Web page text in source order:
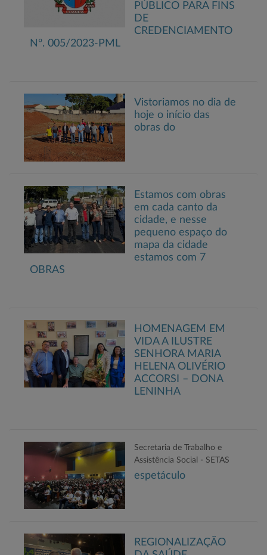
PÚBLICO PARA FINS
DE
CREDENCIAMENTO
Nº. 005/2023-PML
Vistoriamos no dia de
hoje o início das
obras do
Estamos com obras
em cada canto da
cidade, e nesse
pequeno espaço do
mapa da cidade
estamos com 7
OBRAS
HOMENAGEM EM
VIDA A ILUSTRE
SENHORA MARIA
HELENA OLIVÉRIO
ACCORSI – DONA
LENINHA
Secretaria de Trabalho e
Assistência Social - SETAS
espetáculo
REGIONALIZAÇÃO